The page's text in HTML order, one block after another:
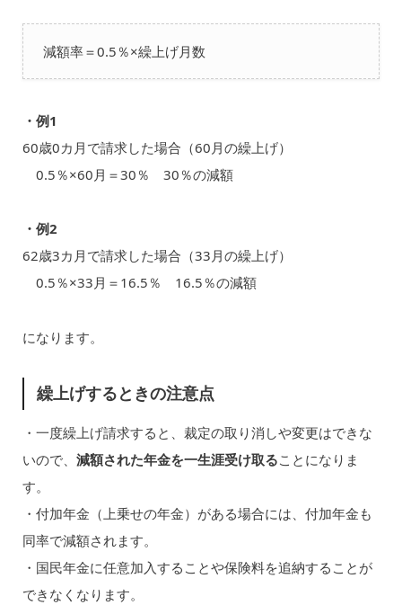
減額率＝0.5％×繰上げ月数
・例1
60歳0カ月で請求した場合（60月の繰上げ）
0.5％×60月＝30％ 30％の減額
・例2
62歳3カ月で請求した場合（33月の繰上げ）
0.5％×33月＝16.5％ 16.5％の減額
になります。
繰上げするときの注意点
・一度繰上げ請求すると、裁定の取り消しや変更はできな
いので、 減額された年金を一生涯受け取ることになりま
す。
・付加年金（上乗せの年金）がある場合には、付加年金も
同率で減額されます。
・国民年金に任意加入することや保険料を追納することが
できなくなります。